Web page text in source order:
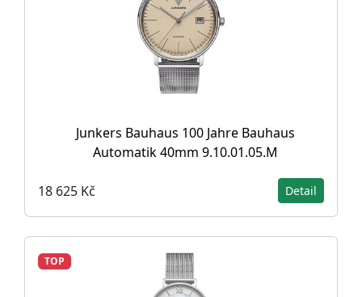
Junkers Bauhaus 100 Jahre Bauhaus
Automatik 40mm 9.10.01.05.M
18 625 Kč Detail
TOP